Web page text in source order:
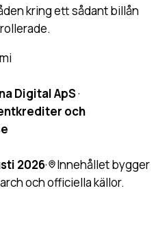
kring ett sådant billån
Digital ApS·
och
2026·
Innehållet bygger
och officiella källor.